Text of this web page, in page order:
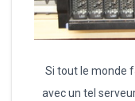
Si tout le monde
avec un tel